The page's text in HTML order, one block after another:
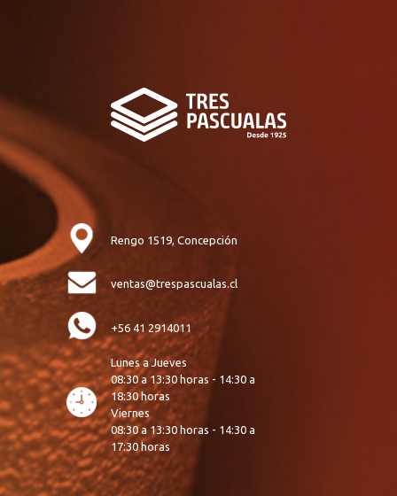
Rengo 1519, Concepción
ventas@trespascualas.cl
+56 41 2914011
Lunes a Jueves
08:30 a 13:30 horas - 14:30 a
18:30 horas
Viernes
08:30 a 13:30 horas - 14:30 a
17:30 horas